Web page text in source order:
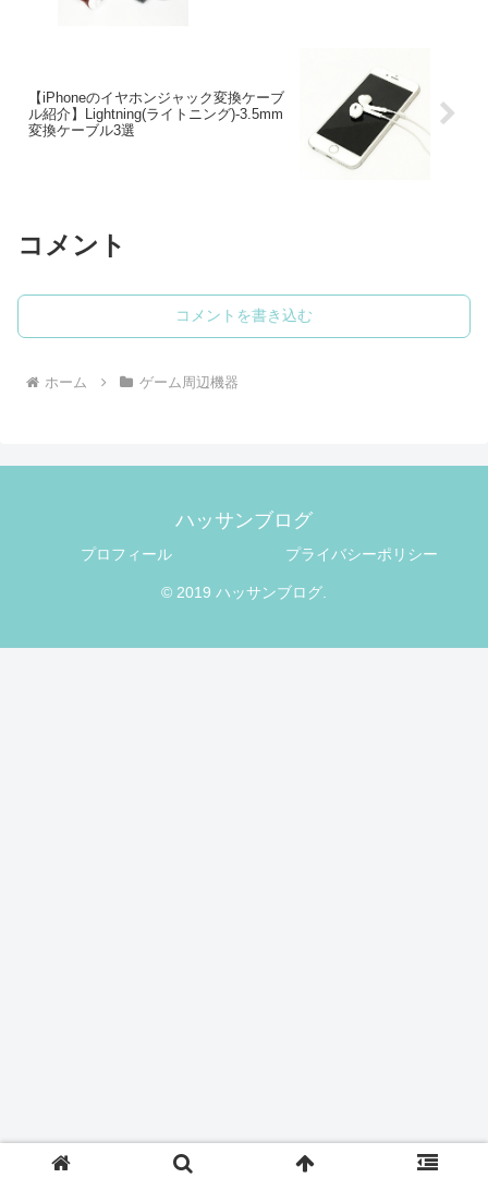
【iPhoneのイヤホンジャック変換ケーブ
ル紹介】Lightning(ライトニング)-3.5mm
変換ケーブル3選
コメント
コメントを書き込む
ホーム ゲーム周辺機器
ハッサンブログ
プロフィール プライバシーポリシー
© 2019 ハッサンブログ.